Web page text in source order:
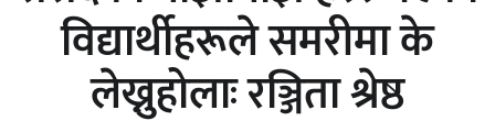
कन्चटमा पेस्तोल तेर्सिँदा पनि प्रयोग गर्न
सक्दैनन् डिएफओले गोली चलाउने अधिकार
विद्यार्थीहरूले समरीमा के
लेख्नुहोलाः रञ्जिता श्रेष्ठ